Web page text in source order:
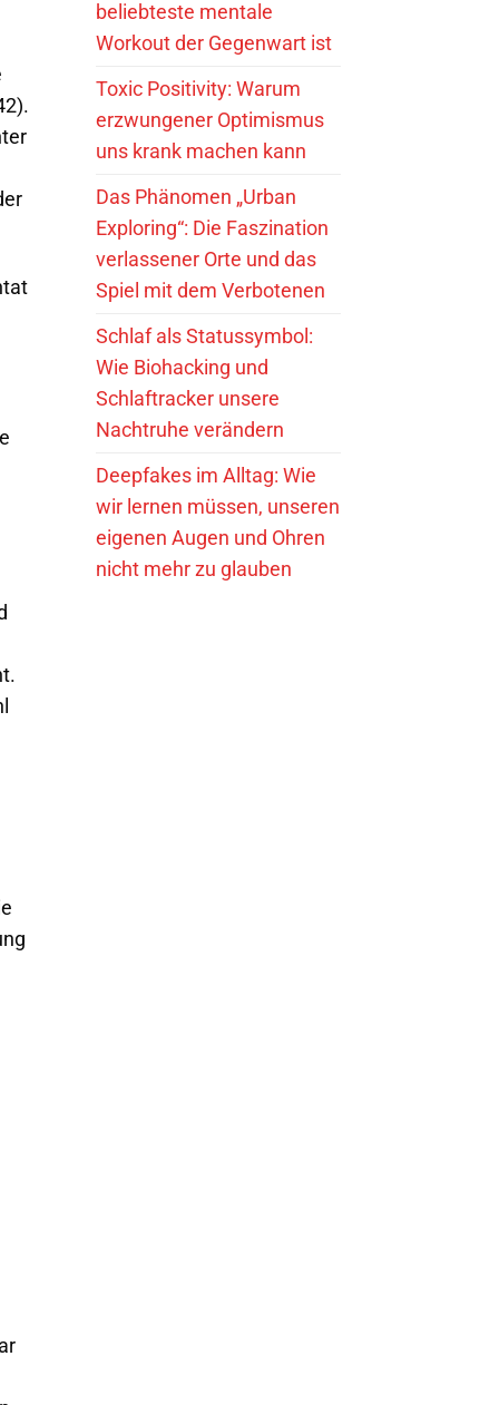
beliebteste mentale
Workout der Gegenwart ist
Toxic Positivity: Warum
erzwungener Optimismus
uns krank machen kann
Das Phänomen „Urban
Exploring“: Die Faszination
verlassener Orte und das
Spiel mit dem Verbotenen
Schlaf als Statussymbol:
Wie Biohacking und
Schlaftracker unsere
Nachtruhe verändern
Deepfakes im Alltag: Wie
wir lernen müssen, unseren
eigenen Augen und Ohren
nicht mehr zu glauben